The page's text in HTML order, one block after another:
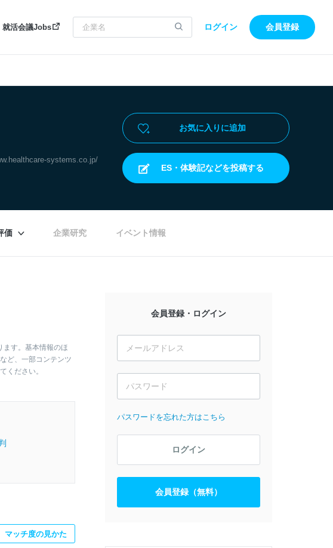
就活会議Jobs ログイン 会員登録
systems.co.jp/
お気に入りに追加
ES・体験記などを投稿する
価 企業研究 イベント情報
ます。基本情報のほ
ど、一部コンテンツ
ください。
マッチ度の見かた
会員登録・ログイン
パスワードを忘れた方はこちら
ログイン
会員登録（無料）